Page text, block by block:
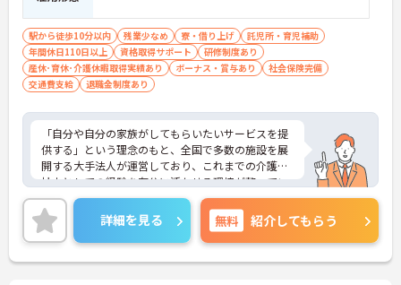
度と少なく、体力的なゆとりを持ってご入居者様と
向き合えます。
【ご家族も安心できる、圧倒的な福利厚生が整って
います】
・ご家族分も含めて年間3万円までの医療費補助
る独自の福利厚生が利用できます。
・小学校3年生までの時短・夜勤免除制度があり、
男性の育休取得実績も豊富なため、ライフステージ
が変化しても安心です。
【プライベートとの両立がしやすい環境です】
・有給取得促進手当の支給や、5連休以上の長期休
暇を取得できる仕組みがあり、しっかりと心身をリ
フレッシュできます。
・中途入社比率が6割を超えており、風通しが良
駅から徒歩10分以内 残業少なめ 寮・借り上げ
託児所・育児補助
年間休日110日以上
資格取得サポート
研修制度あり
産休･育休･介護休暇取得実績あり
ボーナス・賞与あり
社会保険完備
交通費支給
退職金制度あり
「自分や自分の家族がしてもらいたいサービスを提
供する」という理念のもと、全国で多数の施設を展
開する大手法人が運営しており、これまでの介護福
祉士としての経験を存分に活かせる環境が整ってい
ます。最大の魅力は、専門性を正当に評価する独自
の社内資格「マジ神制度」。認知症ケア等の分野で
認定されると最大月4万円の手当が加算され、確実
な収入アップが可能です。また、スマホでの記録入
力や睡眠センサー等のDX化により、夜間業務などの
詳細を見る 無料 紹介してもらう